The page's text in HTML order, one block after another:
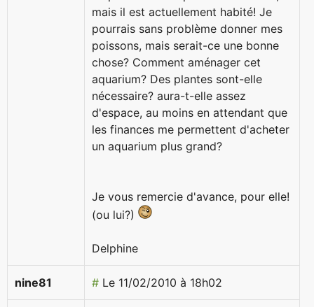
mais il est actuellement habité! Je
pourrais sans problème donner mes
poissons, mais serait-ce une bonne
chose? Comment aménager cet
aquarium? Des plantes sont-elle
nécessaire? aura-t-elle assez
d'espace, au moins en attendant que
les finances me permettent d'acheter
un aquarium plus grand?
Je vous remercie d'avance, pour elle!
(ou lui?)
Delphine
nine81 # Le 11/02/2010 à 18h02